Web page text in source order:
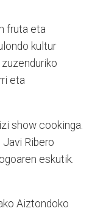
fruta eta
kultur
eta
show cookinga.
Javi Ribero
eskutik.
Aiztondoko